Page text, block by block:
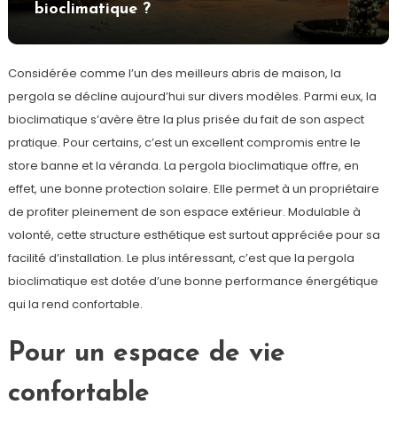
bioclimatique ?
Considérée comme l’un des meilleurs abris de maison, la
pergola se décline aujourd’hui sur divers modèles. Parmi eux, la
bioclimatique s’avère être la plus prisée du fait de son aspect
pratique. Pour certains, c’est un excellent compromis entre le
store banne et la véranda. La pergola bioclimatique offre, en
effet, une bonne protection solaire. Elle permet à un propriétaire
de profiter pleinement de son espace extérieur. Modulable à
volonté, cette structure esthétique est surtout appréciée pour sa
facilité d’installation. Le plus intéressant, c’est que la pergola
bioclimatique est dotée d’une bonne performance énergétique
qui la rend confortable.
Pour un espace de vie
confortable